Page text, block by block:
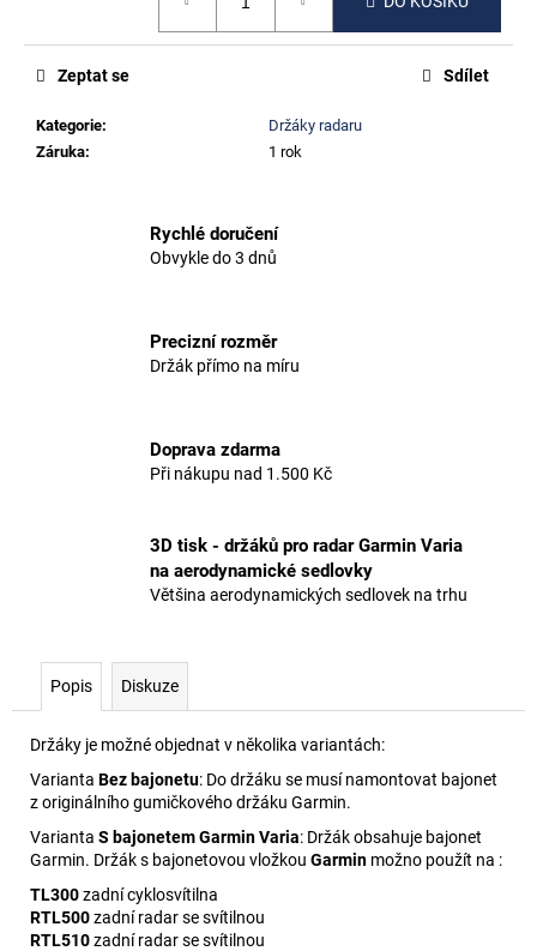
Kategorie:
Držáky radaru
Záruka: 1 rok
Zeptat se Sdílet
Rychlé doručení
Obvykle do 3 dnů
Precizní rozměr
Držák přímo na míru
Doprava zdarma
Při nákupu nad 1.500 Kč
3D tisk - držáků pro radar Garmin Varia
na aerodynamické sedlovky
Většina aerodynamických sedlovek na trhu
Popis Diskuze
Držáky je možné objednat v několika variantách:
Varianta Bez bajonetu: Do držáku se musí namontovat bajonet
z originálního gumičkového držáku Garmin.
Varianta S bajonetem Garmin Varia: Držák obsahuje bajonet
Garmin. Držák s bajonetovou vložkou Garmin možno použít na :
TL300zadní cyklosvítilna
RTL500zadní radar se svítilnou
RTL510zadní radar se svítilnou
j
e